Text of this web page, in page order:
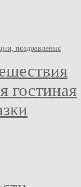
поздравления
гостиная